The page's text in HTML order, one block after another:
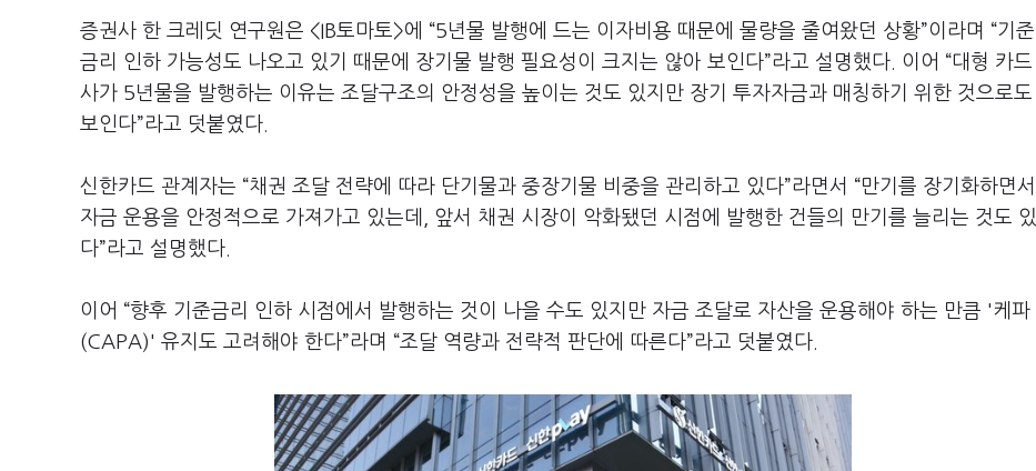
증권사 한 크레딧 연구원은 <IB토마토>에 “5년물 발행에 드는 이자비용 때문에 물량을 줄여왔던 상황”이라며 “기준
금리 인하 가능성도 나오고 있기 때문에 장기물 발행 필요성이 크지는 않아 보인다”라고 설명했다. 이어 “대형 카드
사가 5년물을 발행하는 이유는 조달구조의 안정성을 높이는 것도 있지만 장기 투자자금과 매칭하기 위한 것으로도
보인다”라고 덧붙였다.
신한카드 관계자는 “채권 조달 전략에 따라 단기물과 중장기물 비중을 관리하고 있다”라면서 “만기를 장기화하면서
자금 운용을 안정적으로 가져가고 있는데, 앞서 채권 시장이 악화됐던 시점에 발행한 건들의 만기를 늘리는 것도 있
다”라고 설명했다.
이어 “향후 기준금리 인하 시점에서 발행하는 것이 나을 수도 있지만 자금 조달로 자산을 운용해야 하는 만큼 '케파
(CAPA)' 유지도 고려해야 한다”라며 “조달 역량과 전략적 판단에 따른다”라고 덧붙였다.